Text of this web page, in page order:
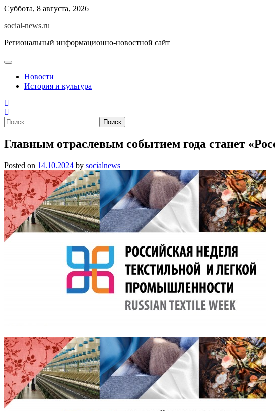
Skip
content
Суббота, 8 августа, 2026
social-news.ru
Региональный информационно-новостной сайт
Новости
История и культура
Найти:
Главным отраслевым событием года станет
Posted on 14.10.2024 by socialnews